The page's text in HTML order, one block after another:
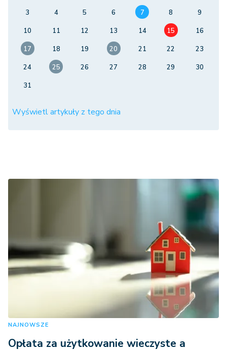
3
4 5 6 7 8
9
10
11 12 13 14 15
16
17
18 19 20 21 22
23
24
25 26 27 28 29
30
31
Wyświetl artykuły z tego dnia
NAJNOWSZE
Opłata za użytkowanie wieczyste a